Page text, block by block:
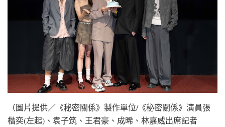
（圖片提供／《秘密關係》製作單位/《秘密關係》演員張
楷奕(左起)、袁子筑、王君豪、成晞、林嘉威出席記者